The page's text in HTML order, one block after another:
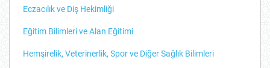
Eczacılık ve Diş Hekimliği
Eğitim Bilimleri ve Alan Eğitimi
Hemşirelik, Veterinerlik, Spor ve Diğer Sağlık Bilimleri